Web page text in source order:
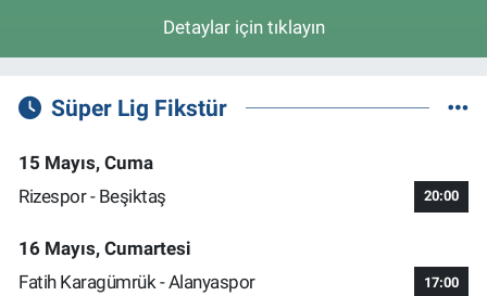
Detaylar için tıklayın
Süper Lig Fikstür
15 Mayıs, Cuma
Rizespor - Beşiktaş
20:00
16 Mayıs, Cumartesi
Fatih Karagümrük - Alanyaspor
17:00